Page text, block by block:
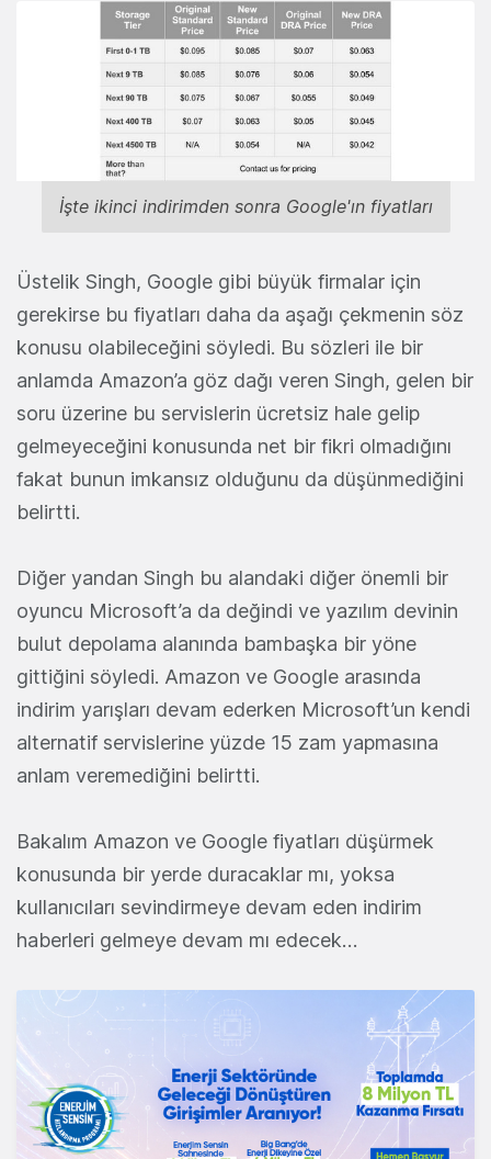
İşte ikinci indirimden sonra Google'ın fiyatları
Üstelik Singh, Google gibi büyük firmalar için
gerekirse bu fiyatları daha da aşağı çekmenin söz
konusu olabileceğini söyledi. Bu sözleri ile bir
anlamda Amazon’a göz dağı veren Singh, gelen bir
soru üzerine bu servislerin ücretsiz hale gelip
gelmeyeceğini konusunda net bir fikri olmadığını
fakat bunun imkansız olduğunu da düşünmediğini
belirtti.
Diğer yandan Singh bu alandaki diğer önemli bir
oyuncu Microsoft’a da değindi ve yazılım devinin
bulut depolama alanında bambaşka bir yöne
gittiğini söyledi. Amazon ve Google arasında
indirim yarışları devam ederken Microsoft’un kendi
alternatif servislerine yüzde 15 zam yapmasına
anlam veremediğini belirtti.
Bakalım Amazon ve Google fiyatları düşürmek
konusunda bir yerde duracaklar mı, yoksa
kullanıcıları sevindirmeye devam eden indirim
haberleri gelmeye devam mı edecek…